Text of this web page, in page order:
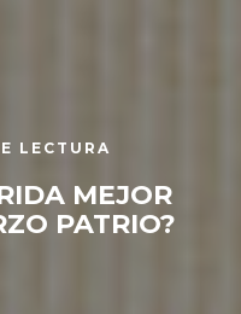
LECTURA
MEJOR
PATRIO?